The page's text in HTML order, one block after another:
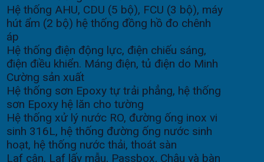
Hệ thống AHU, CDU (5 bộ), FCU (3 bộ), máy
hút ẩm (2 bộ) hệ thống đồng hồ đo chênh
áp
Hệ thống điện động lực, điện chiếu sáng,
điện điều khiển. Máng điện, tủ điện do Minh
Cường sản xuất
Hệ thống sơn Epoxy tự trải phẳng, hệ thống
sơn Epoxy hệ lăn cho tường
Hệ thống xử lý nước RO, đường ống inox vi
sinh 316L, hệ thống đường ống nước sinh
hoạt, hệ thống nước thải, thoát sàn
Laf cân, Laf lấy mẫu, Passbox, Chậu và bàn